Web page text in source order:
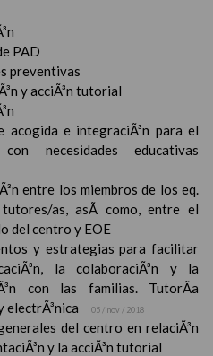
PAD
preventivas
y acciÃ³n tutorial
acogida e integraciÃ³n para el
con necesidades educativas
entre los miembros de los eq.
tutores/as, asÃ­ como, entre el
del centro y EOE
y estrategias para facilitar
la colaboraciÃ³n y la
con las familias. TutorÃ­a
electrÃ³nica
05 / nov / 2018
del centro en relaciÃ³n
y la acciÃ³n tutorial